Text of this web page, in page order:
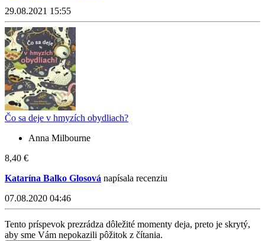
29.08.2021 15:55
Čo sa deje v hmyzích obydliach?
Anna Milbourne
8,40 €
Katarína Balko Glosová napísala recenziu
07.08.2020 04:46
Tento príspevok prezrádza dôležité momenty deja, preto je skrytý,
aby sme Vám nepokazili pôžitok z čítania.